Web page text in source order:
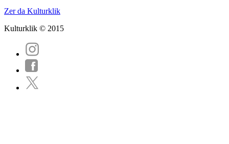
Zer da Kulturklik
Kulturklik © 2015